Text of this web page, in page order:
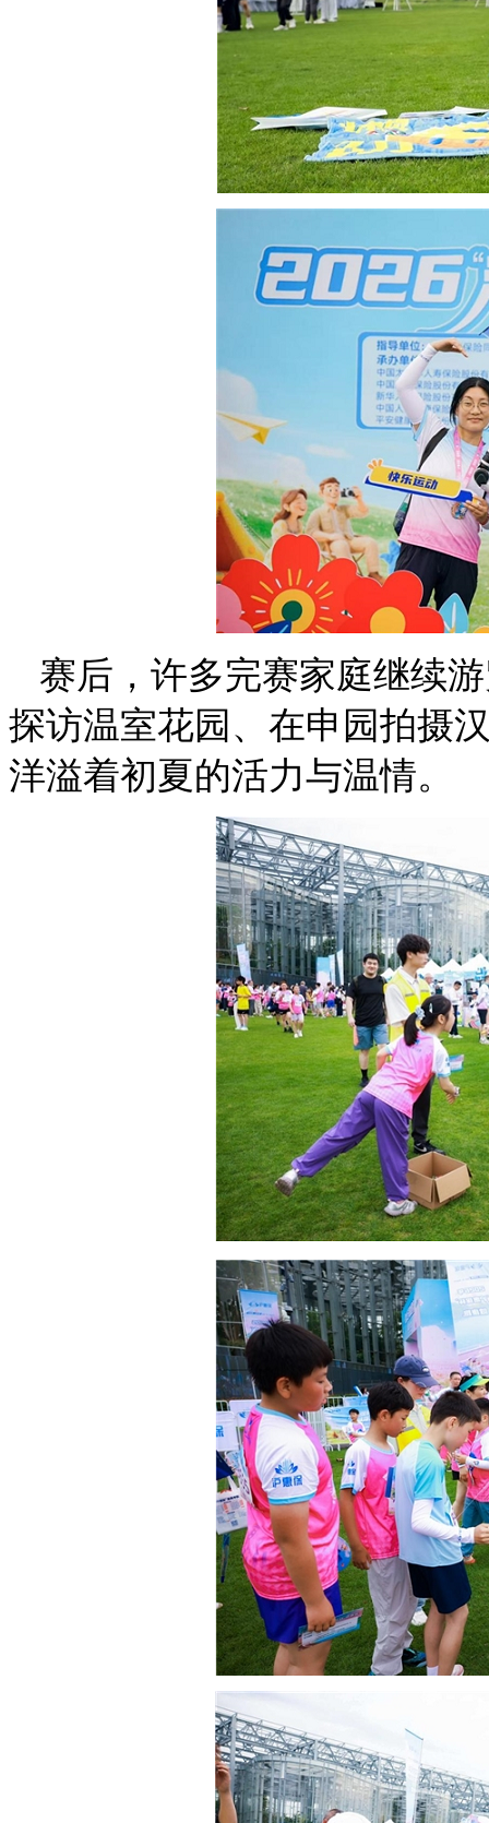
赛后，许多完赛家庭继续
探访温室花园、在申园拍摄
洋溢着初夏的活力与温情。